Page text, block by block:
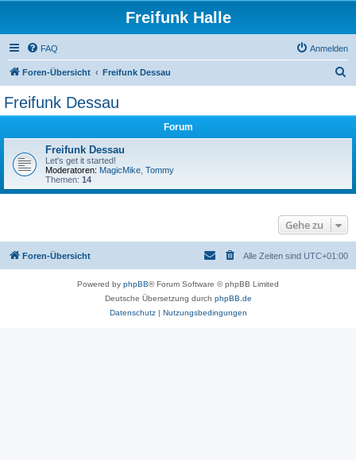
Freifunk Halle
FAQ Anmelden
Foren-Übersicht Freifunk Dessau
Freifunk Dessau
Forum
Freifunk Dessau
Let's get it started!
Moderatoren: MagicMike Tommy
Themen: 14
Gehe zu
Foren-Übersicht Alle Zeiten sind UTC+01:00
Powered by phpBB® Forum Software © phpBB Limited
Deutsche Übersetzung durch phpBB.de
Datenschutz| Nutzungsbedingungen